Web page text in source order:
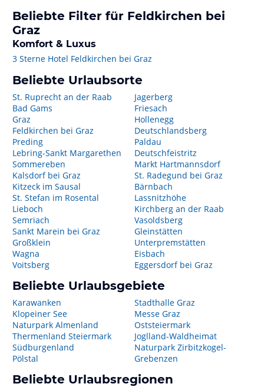
Beliebte Filter für Feldkirchen bei
Graz
Komfort & Luxus
3 Sterne Hotel Feldkirchen bei Graz
Beliebte Urlaubsorte
St. Ruprecht an der Raab
Bad Gams
Graz
Feldkirchen bei Graz
Preding
Lebring-Sankt Margarethen
Sommereben
Kalsdorf bei Graz
Kitzeck im Sausal
St. Stefan im Rosental
Lieboch
Semriach
Sankt Marein bei Graz
Großklein
Wagna
Voitsberg
Jagerberg
Friesach
Hollenegg
Deutschlandsberg
Paldau
Deutschfeistritz
Markt Hartmannsdorf
St. Radegund bei Graz
Bärnbach
Lassnitzhöhe
Kirchberg an der Raab
Vasoldsberg
Gleinstätten
Unterpremstätten
Eisbach
Eggersdorf bei Graz
Beliebte Urlaubsgebiete
Karawanken
Klopeiner See
Naturpark Almenland
Thermenland Steiermark
Südburgenland
Pölstal
Stadthalle Graz
Messe Graz
Oststeiermark
Joglland-Waldheimat
Naturpark Zirbitzkogel-
Grebenzen
Beliebte Urlaubsregionen